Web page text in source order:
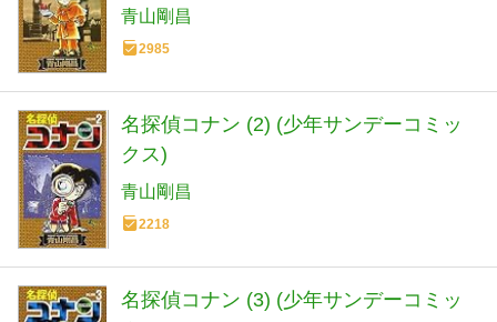
青山剛昌
2985
名探偵コナン (2) (少年サンデーコミッ
クス)
青山剛昌
2218
名探偵コナン (3) (少年サンデーコミッ